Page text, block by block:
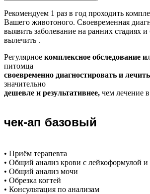
Рекомендуем 1 раз в год проходить
Вашего животоного. Своевременная
выявить заболевание на ранних стадиях
вылечить .
Регулярное комплексное обследование
питомца
своевременно диагностировать и лечить
значительно
дешевле и результативнее, чем лечение
чек-ап базовый
• Приём терапевта
• Общий анализ крови с лейкоформулой
• Общий анализ мочи
• Обрезка когтей
• Консультация по анализам